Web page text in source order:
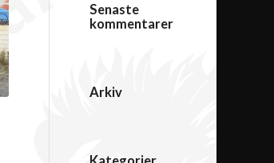
Senaste
kommentarer
Arkiv